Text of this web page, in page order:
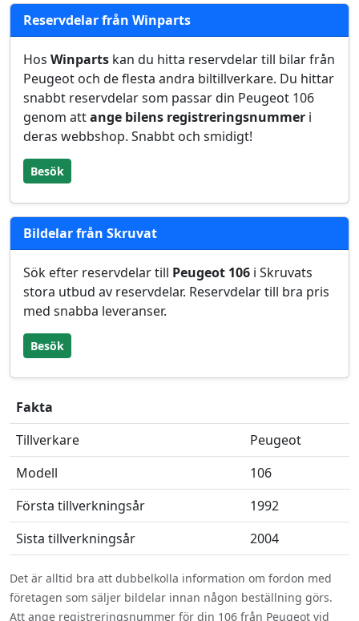
Reservdelar från Winparts
Hos Winparts kan du hitta reservdelar till bilar från
Peugeot och de flesta andra biltillverkare. Du hittar
snabbt reservdelar som passar din Peugeot 106
genom attange bilens registreringsnummer i
deras webbshop. Snabbt och smidigt!
Besök
Bildelar från Skruvat
Sök efter reservdelar till Peugeot 106 i Skruvats
stora utbud av reservdelar. Reservdelar till bra pris
med snabba leveranser.
Besök
Fakta
Tillverkare
Peugeot
Modell
106
Första tillverkningsår
1992
Sista tillverkningsår
2004
Det är alltid bra att dubbelkolla information om fordon med
företagen som säljer bildelar innan någon beställning görs.
Att ange registreringsnummer för din 106 från Peugeot vid